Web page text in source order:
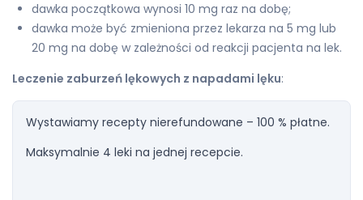
dawka początkowa wynosi 10 mg raz na dobę;
dawka może być zmieniona przez lekarza na 5 mg lub
20 mg na dobę w zależności od reakcji pacjenta na lek.
Leczenie zaburzeń lękowych z napadami lęku:
Wystawiamy recepty nierefundowane – 100 % płatne.
Maksymalnie 4 leki na jednej recepcie.